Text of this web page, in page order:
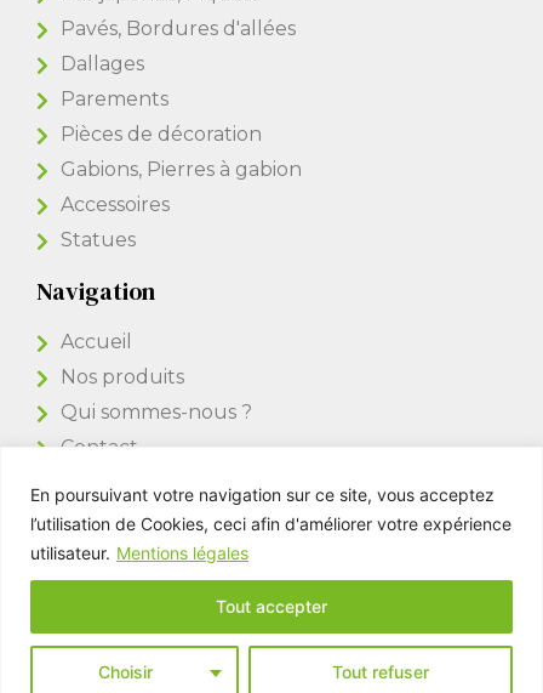
En poursuivant votre navigation sur ce site, vous acceptez
l’utilisation de Cookies, ceci afin d'améliorer votre expérience
utilisateur. Mentions légales
Choisir Tout refuser
Tout accepter
Pavés, Bordures d'allées
Dallages
Parements
Pièces de décoration
Gabions, Pierres à gabion
Accessoires
Statues
Navigation
Accueil
Nos produits
Qui sommes-nous ?
Contact
Accès Pro
Kim Pierres & Déco © All rights reserved -Mentions légales